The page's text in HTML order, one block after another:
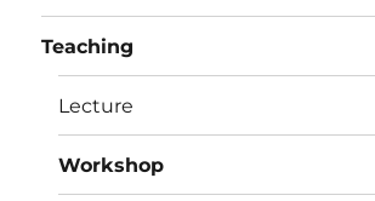
Teaching
Lecture
Workshop